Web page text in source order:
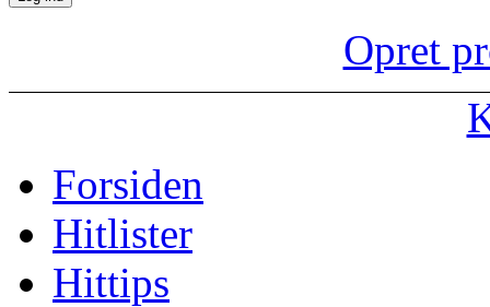
Opret
Forsiden
Hitlister
Hittips